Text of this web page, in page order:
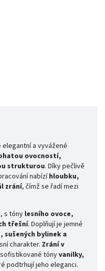
elegantní a vyvážené
ovocností,
strukturou. Díky pečlivě
nabízíhloubku,
zrání, čímž se řadí mezi
, s tóny lesního ovoce,
třešní. Doplňují je jemné
bylinek a
charakter. Zrání v
tónyvanilky,
podtrhují jeho eleganci.